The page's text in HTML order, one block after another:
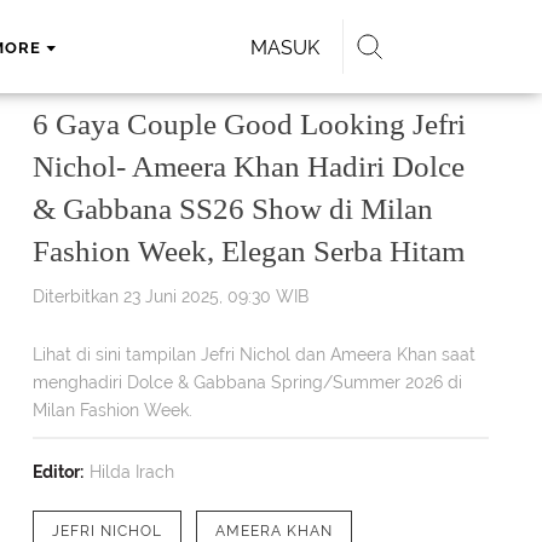
MASUK
6 Gaya Couple Good Looking Jefri
Nichol- Ameera Khan Hadiri Dolce
& Gabbana SS26 Show di Milan
Fashion Week, Elegan Serba Hitam
Diterbitkan 23 Juni 2025, 09:30 WIB
Lihat di sini tampilan Jefri Nichol dan Ameera Khan saat
menghadiri Dolce & Gabbana Spring/Summer 2026 di
Milan Fashion Week.
Editor: Hilda Irach
JEFRI NICHOL AMEERA KHAN